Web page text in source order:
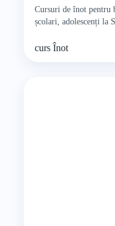
Cursuri de înot pentru
școlari, adolescenți la
curs Înot